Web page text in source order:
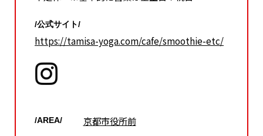
/公式サイト/
https://tamisa-yoga.com/cafe/smoothie-etc/
/AREA/ 京都市役所前